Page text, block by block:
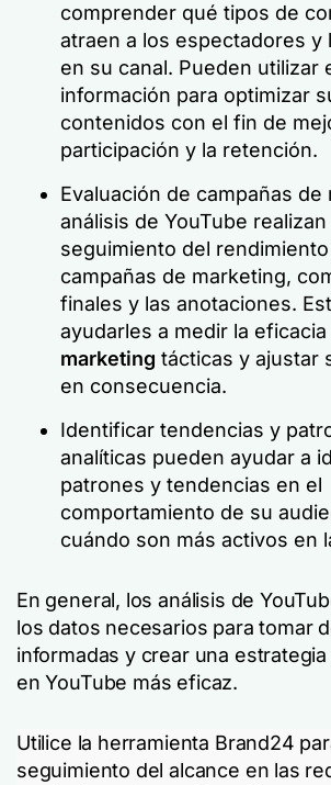
comprender qué tipos de
atraen a los espectadores y
en su canal. Pueden utilizar
información para optimizar
contenidos con el fin de
participación y la retención.
Evaluación de campañas de
análisis de YouTube realizan
seguimiento del
campañas de marketing,
finales y las anotaciones.
ayudarles a medir la
marketing tácticas y ajustar
en consecuencia.
Identificar tendencias y
analíticas pueden ayudar a
patrones y tendencias en el
comportamiento de su
cuándo son más activos en
En general, los análisis de
los datos necesarios para tomar
informadas y crear una
en YouTube más eficaz.
Utilice la herramienta Brand24
seguimiento del alcance en las